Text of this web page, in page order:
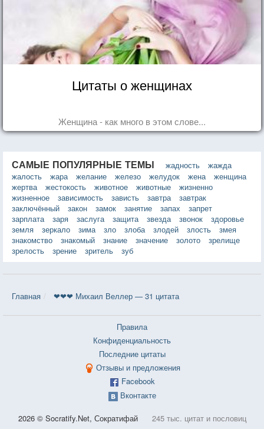
Цитаты о женщинах
Женщина - как много в этом слове...
САМЫЕ ПОПУЛЯРНЫЕ ТЕМЫ жадность
жажда
жалость
жара желание железо желудок жена
женщина
жертва
жестокость животное животные
жизненно
жизненное
зависимость зависть завтра
завтрак
заключённый
закон замок занятие запах
запрет
зарплата
заря заслуга защита звезда звонок
здоровье
земля
зеркало зима зло злоба злодей злость
змея
знакомство
знакомый знание значение золото
зрелище
зрелость
зрение зритель зуб
Главная ❤❤❤ Михаил Веллер — 31 цитата
Правила
Конфиденциальность
Последние цитаты
Отзывы и предложения
Facebook
Вконтакте
2026 © Socratify.Net, Сократифай 245 тыс. цитат и пословиц